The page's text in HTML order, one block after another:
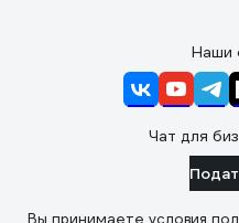
Наши
Чат для
Вы принимаете условия